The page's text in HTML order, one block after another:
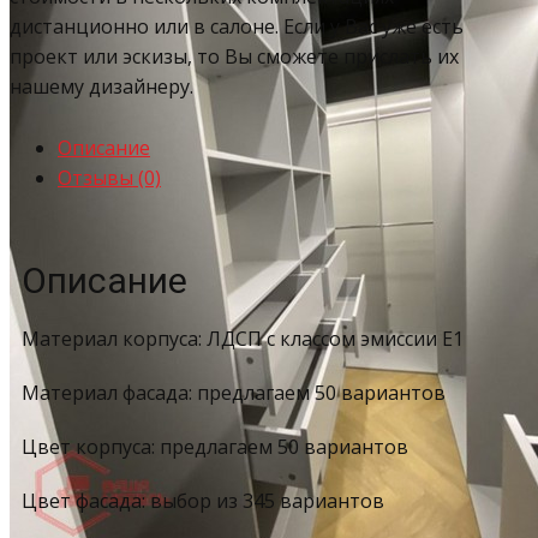
дистанционно или в салоне. Если у Вас уже есть
проект или эскизы, то Вы сможете прислать их
нашему дизайнеру.
Описание
Отзывы (0)
Описание
Материал корпуса: ЛДСП с классом эмиссии Е1
Материал фасада: предлагаем 50 вариантов
Цвет корпуса: предлагаем 50 вариантов
Цвет фасада: выбор из 345 вариантов